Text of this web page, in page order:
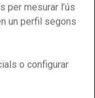
DO Terra Alta Km0
lot. Clica aquí
a 8,95 euros/lot.
mesurar l’ús
un perfil segons
o configurar